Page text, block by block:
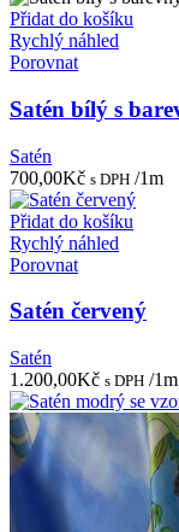
Přidat do košíku
Rychlý náhled
Porovnat
Satén bílý s
Satén
700,00Kč s DPH /1m
Přidat do košíku
Rychlý náhled
Porovnat
Satén červený
Satén
1.200,00Kč s DPH /1m